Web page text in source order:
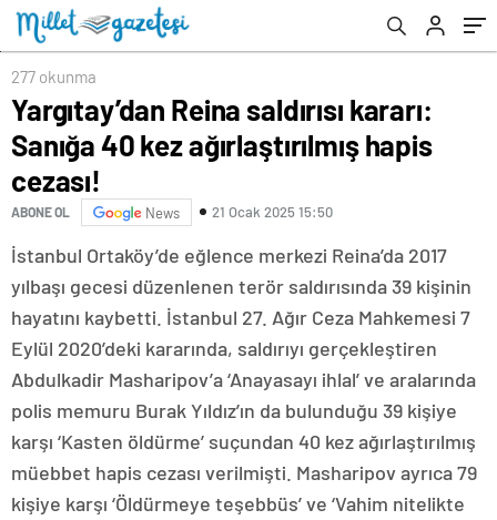
277 okunma
Yargıtay’dan Reina saldırısı kararı:
Sanığa 40 kez ağırlaştırılmış hapis
cezası!
ABONE OL News 21 Ocak 2025 15:50
İstanbul Ortaköy’de eğlence merkezi Reina’da 2017
yılbaşı gecesi düzenlenen terör saldırısında 39 kişinin
hayatını kaybetti. İstanbul 27. Ağır Ceza Mahkemesi 7
Eylül 2020’deki kararında, saldırıyı gerçekleştiren
Abdulkadir Masharipov’a ‘Anayasayı ihlal’ ve aralarında
polis memuru Burak Yıldız’ın da bulunduğu 39 kişiye
karşı ‘Kasten öldürme’ suçundan 40 kez ağırlaştırılmış
müebbet hapis cezası verilmişti. Masharipov ayrıca 79
kişiye karşı ‘Öldürmeye teşebbüs’ ve ‘Vahim nitelikte